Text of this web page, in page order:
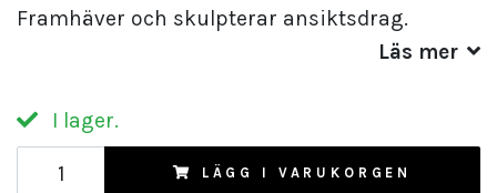
Framhäver och skulpterar ansiktsdrag.
Läs mer
I lager.
LÄGG I VARUKORGEN